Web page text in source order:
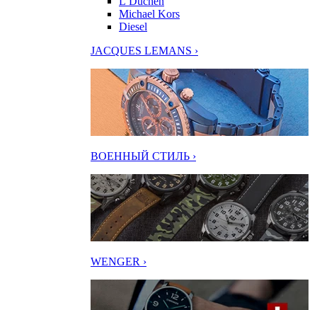
Michael Kors
Diesel
JACQUES LEMANS ›
ВОЕННЫЙ СТИЛЬ ›
WENGER ›